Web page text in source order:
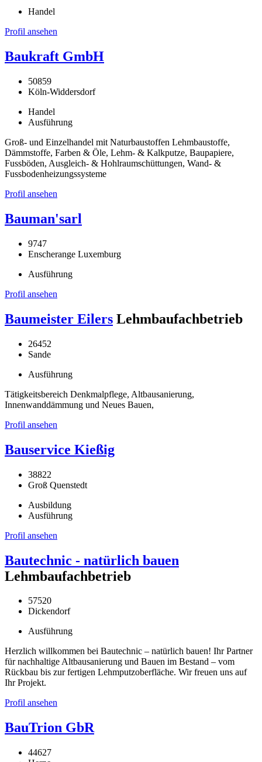
Handel
Profil ansehen
Baukraft GmbH
50859
Köln-Widdersdorf
Handel
Ausführung
Groß- und Einzelhandel mit Naturbaustoffen Lehmbaustoffe,
Dämmstoffe, Farben & Öle, Lehm- & Kalkputze, Baupapiere,
Fussböden, Ausgleich- & Hohlraumschüttungen, Wand- &
Fussbodenheizungssysteme
Profil ansehen
Bauman'sarl
9747
Enscherange Luxemburg
Ausführung
Profil ansehen
Baumeister Eilers Lehmbaufachbetrieb
26452
Sande
Ausführung
Tätigkeitsbereich Denkmalpflege, Altbausanierung,
Innenwanddämmung und Neues Bauen,
Profil ansehen
Bauservice Kießig
38822
Groß Quenstedt
Ausbildung
Ausführung
Profil ansehen
Bautechnic - natürlich bauen
Lehmbaufachbetrieb
57520
Dickendorf
Ausführung
Herzlich willkommen bei Bautechnic – natürlich bauen! Ihr Partner
für nachhaltige Altbausanierung und Bauen im Bestand – vom
Rückbau bis zur fertigen Lehmputzoberfläche. Wir freuen uns auf
Ihr Projekt.
Profil ansehen
BauTrion GbR
44627